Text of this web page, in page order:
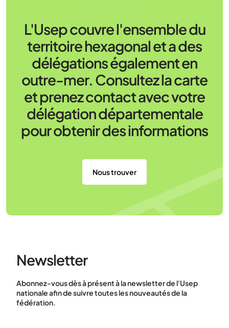
L'Usep couvre l'ensemble du
territoire hexagonal et a des
délégations également en
outre-mer. Consultez la carte
et prenez contact avec votre
délégation départementale
pour obtenir des informations
Nous trouver
Newsletter
Abonnez-vous dès à présent à la newsletter de l'Usep
nationale afin de suivre toutes les nouveautés de la
fédération.